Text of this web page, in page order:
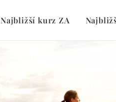
Najbližší kurz ZA